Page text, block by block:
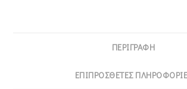
ΠΕΡΙΓΡΑΦΉ
ΕΠΙΠΡΌΣΘΕΤΕΣ